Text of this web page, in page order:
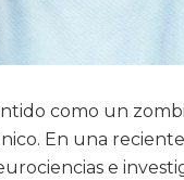
como un
En una
e